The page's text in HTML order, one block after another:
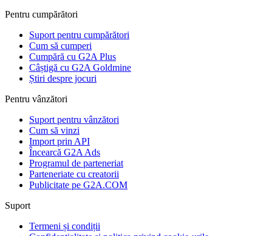
Pentru cumpărători
Suport pentru cumpărători
Cum să cumperi
Cumpără cu G2A Plus
Câștigă cu G2A Goldmine
Știri despre jocuri
Pentru vânzători
Suport pentru vânzători
Cum să vinzi
Import prin API
Încearcă G2A Ads
Programul de parteneriat
Parteneriate cu creatorii
Publicitate pe G2A.COM
Suport
Termeni și condiții